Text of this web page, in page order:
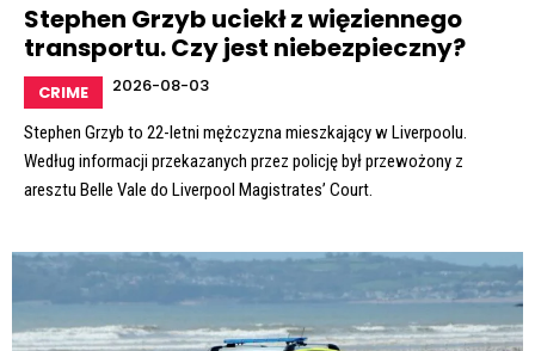
Stephen Grzyb uciekł z więziennego
transportu. Czy jest niebezpieczny?
CRIME 2026-08-03
Stephen Grzyb to 22-letni mężczyzna mieszkający w Liverpoolu.
Według informacji przekazanych przez policję był przewożony z
aresztu Belle Vale do Liverpool Magistrates’ Court.